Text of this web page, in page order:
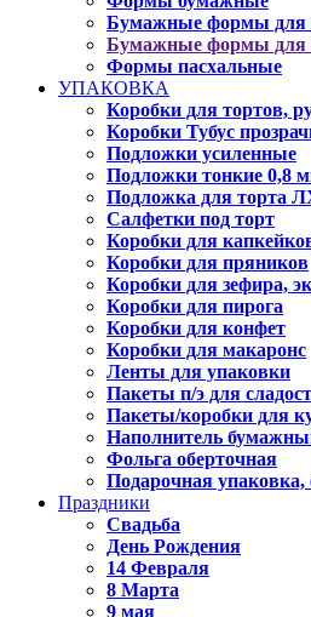
Бумажные формы для
Бумажные формы для
Формы пасхальные
УПАКОВКА
Коробки для тортов,
Коробки Тубус
Подложки усиленные
Подложки тонкие 0,8
Подложка для торта
Салфетки под торт
Коробки для
Коробки для пряников
Коробки для зефира,
Коробки для пирога
Коробки для конфет
Коробки для макаронс
Ленты для упаковки
Пакеты п/э для
Пакеты/коробки для
Наполнитель
Фольга оберточная
Подарочная упаковка,
Праздники
Свадьба
День Рождения
14 Февраля
8 Марта
9 мая